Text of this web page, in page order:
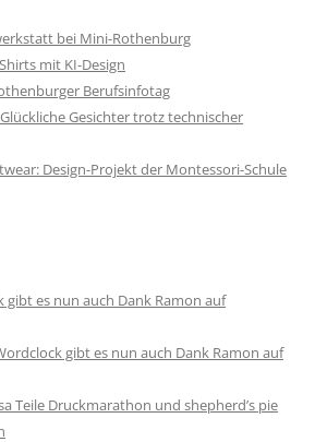
bei Mini-Rothenburg
mit KI-Design
Berufsinfotag
Gesichter trotz technischer
Design-Projekt der Montessori-Schule
gibt es nun auch Dank Ramon auf
gibt es nun auch Dank Ramon auf
Teile Druckmarathon und shepherd’s pie